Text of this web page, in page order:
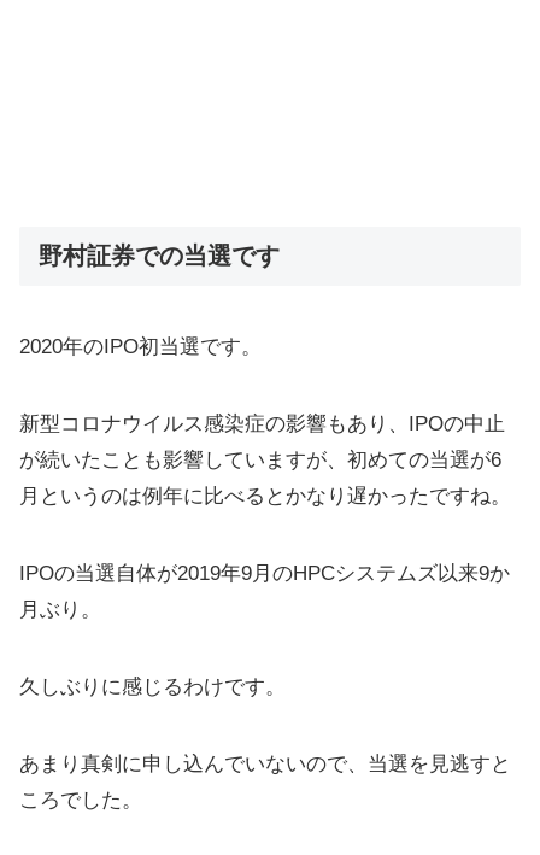
野村証券での当選です
2020年のIPO初当選です。
新型コロナウイルス感染症の影響もあり、IPOの中止
が続いたことも影響していますが、初めての当選が6
月というのは例年に比べるとかなり遅かったですね。
IPOの当選自体が2019年9月のHPCシステムズ以来9か
月ぶり。
久しぶりに感じるわけです。
あまり真剣に申し込んでいないので、当選を見逃すと
ころでした。